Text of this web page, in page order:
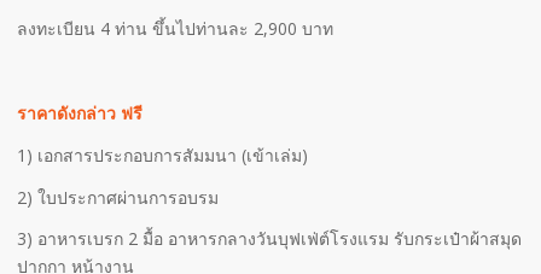
ลงทะเบียน 4 ท่าน ขึ้นไปท่านละ 2,900 บาท
ราคาดังกล่าว ฟรี
1) เอกสารประกอบการสัมมนา (เข้าเล่ม)
2) ใบประกาศผ่านการอบรม
3) อาหารเบรก 2 มื้อ อาหารกลางวันบุฟเฟ่ต์โรงแรม รับกระเป๋าผ้าสมุด
ปากกา หน้างาน